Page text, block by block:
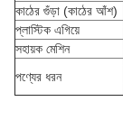
কাঠের গুঁড়া (কাঠের আঁশ)
প্লাস্টিক এগিয়ে
সহায়ক মেশিন
পণ্যের ধরন